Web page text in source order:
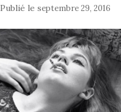
Publié le septembre 29, 2016